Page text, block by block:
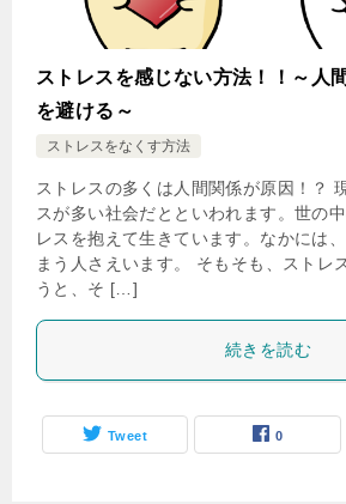
ストレスを感じない方法！！～人
を避ける～
ストレスをなくす方法
ストレスの多くは人間関係が原因！？
スが多い社会だとといわれます。世の
レスを抱えて生きています。なかには
まう人さえいます。 そもそも、ストレ
うと、そ […]
続きを読む
Tweet 0